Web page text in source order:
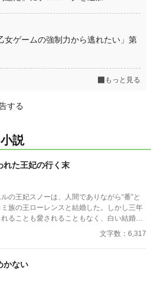
ゲームの強制力から逃れたい」第
もっと見る
する
説
れた王妃の行く末
の王妃スノーは、人間でありながら“番”と
族の王ローレンスと結婚した。しかし三年
ることも愛されることもなく、白い結婚の
ス
、ローレンスが別の令嬢レイアーを懐妊さ
、レイアー嬢の実
ノーは命を落とす寸前、自身の命と引き換え
れでスノーの、人生は終
文字数：6,317
かない